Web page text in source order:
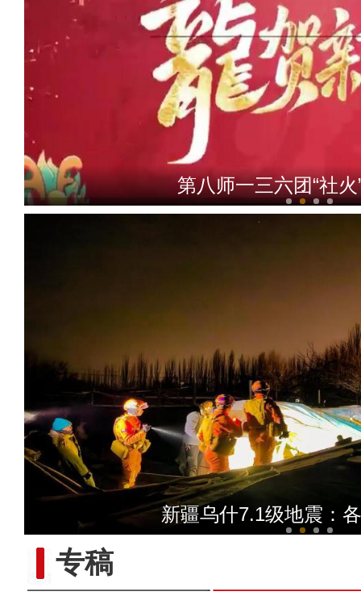
第八师一三六团“社
野生鸟类栖息 生机
新疆乌什7.1级地震：
专稿